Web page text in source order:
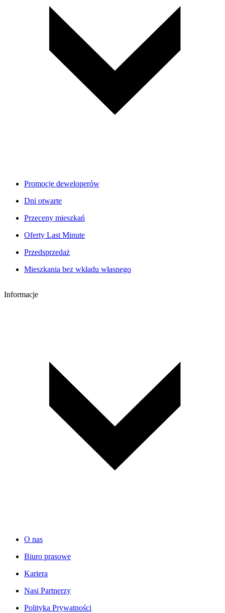
Promocje deweloperów
Dni otwarte
Przeceny mieszkań
Oferty Last Minute
Przedsprzedaż
Mieszkania bez wkładu własnego
Informacje
O nas
Biuro prasowe
Kariera
Nasi Partnerzy
Polityka Prywatności